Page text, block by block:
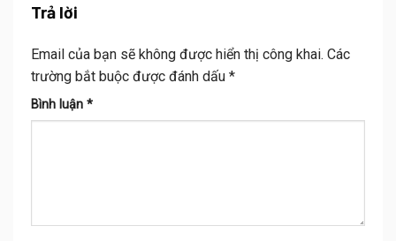
Trả lời
Email của bạn sẽ không được hiển thị công khai. Các
trường bắt buộc được đánh dấu *
Bình luận *